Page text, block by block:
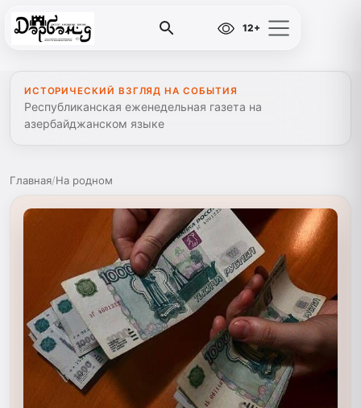
12+
ИСТОРИЧЕСКИЙ ВЗГЛЯД НА СОБЫТИЯ
Республиканская еженедельная газета на
азербайджанском языке
Главная/На родном